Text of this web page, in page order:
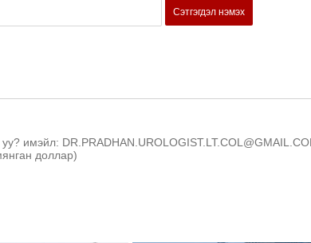
Сэтгэгдэл нэмэх
имэйл:
доллар)